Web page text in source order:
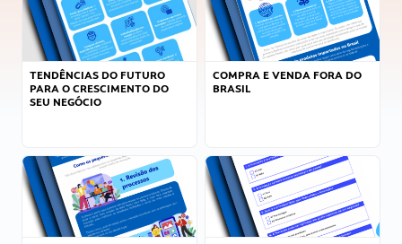
TENDÊNCIAS DO FUTURO
PARA O CRESCIMENTO DO
SEU NEGÓCIO
COMPRA E VENDA FORA DO
BRASIL